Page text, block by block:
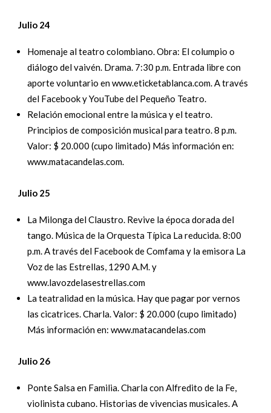
Julio 24
Homenaje al teatro colombiano. Obra: El columpio o
diálogo del vaivén. Drama. 7:30 p.m. Entrada libre con
aporte voluntario en www.eticketablanca.com. A través
del Facebook y YouTube del Pequeño Teatro.
Relación emocional entre la música y el teatro.
Principios de composición musical para teatro. 8 p.m.
Valor: $ 20.000 (cupo limitado) Más información en:
www.matacandelas.com.
Julio 25
La Milonga del Claustro. Revive la época dorada del
tango. Música de la Orquesta Típica La reducida. 8:00
p.m. A través del Facebook de Comfama y la emisora La
Voz de las Estrellas, 1290 A.M. y
www.lavozdelasestrellas.com
La teatralidad en la música. Hay que pagar por vernos
las cicatrices. Charla. Valor: $ 20.000 (cupo limitado)
Más información en: www.matacandelas.com
Julio 26
Ponte Salsa en Familia. Charla con Alfredito de la Fe,
violinista cubano. Historias de vivencias musicales. A